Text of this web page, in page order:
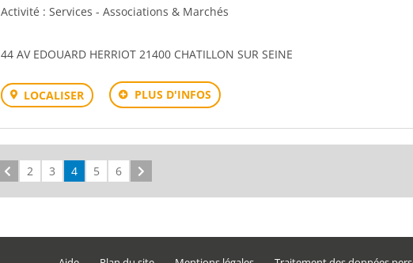
Activité : Services - Associations & Marchés
44 AV EDOUARD HERRIOT 21400 CHATILLON SUR SEINE
LOCALISER PLUS D'INFOS
Précédent
2 3 4 5 6